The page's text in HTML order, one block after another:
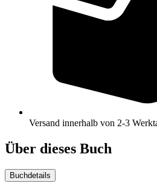
Versand innerhalb von 2-3
Über dieses Buch
Buchdetails